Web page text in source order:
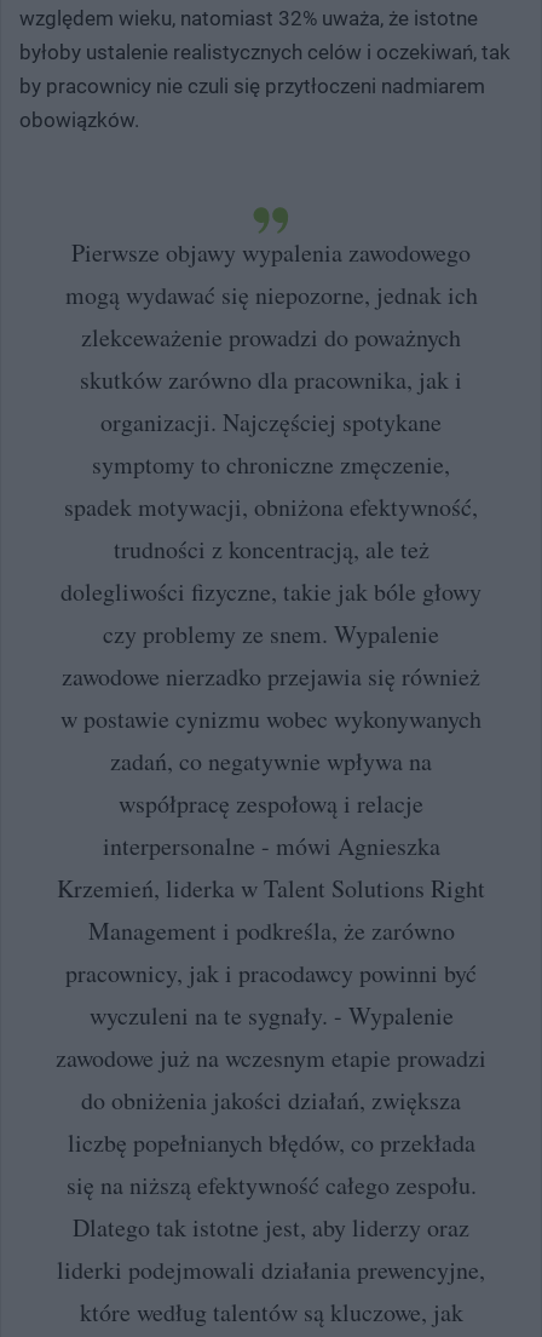
względem wieku, natomiast 32% uważa, że istotne
byłoby ustalenie realistycznych celów i oczekiwań, tak
by pracownicy nie czuli się przytłoczeni nadmiarem
obowiązków.
Pierwsze objawy wypalenia zawodowego
mogą wydawać się niepozorne, jednak ich
zlekceważenie prowadzi do poważnych
skutków zarówno dla pracownika, jak i
organizacji. Najczęściej spotykane
symptomy to chroniczne zmęczenie,
spadek motywacji, obniżona efektywność,
trudności z koncentracją, ale też
dolegliwości fizyczne, takie jak bóle głowy
czy problemy ze snem. Wypalenie
zawodowe nierzadko przejawia się również
w postawie cynizmu wobec wykonywanych
zadań, co negatywnie wpływa na
współpracę zespołową i relacje
interpersonalne - mówi Agnieszka
Krzemień, liderka w Talent Solutions Right
Management i podkreśla, że zarówno
pracownicy, jak i pracodawcy powinni być
wyczuleni na te sygnały. - Wypalenie
zawodowe już na wczesnym etapie prowadzi
do obniżenia jakości działań, zwiększa
liczbę popełnianych błędów, co przekłada
się na niższą efektywność całego zespołu.
Dlatego tak istotne jest, aby liderzy oraz
liderki podejmowali działania prewencyjne,
które według talentów są kluczowe, jak